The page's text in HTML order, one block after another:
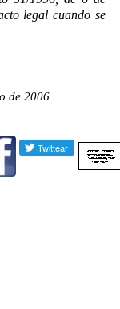
legal cuando se
de 2006